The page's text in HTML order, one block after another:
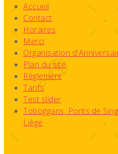
Accueil
Contact
Horaires
Merci
Organisation
Plan du site
Règlement
Tarifs
Test slider
Toboggans, Ponts de
Liège